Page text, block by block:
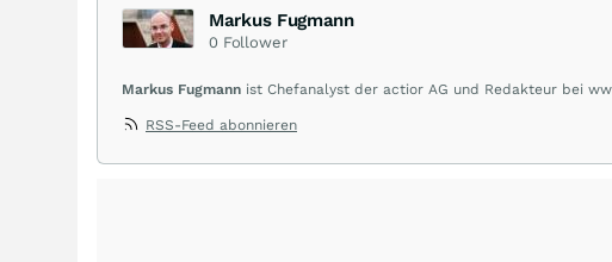
Markus Fugmann
0 Follower
Markus Fugmann ist Chefanalyst der actior AG und Redakteur bei
erhalten Kunden kostenlose Informationsabende, Seminare, One-to-
RSS-Feed abonnieren